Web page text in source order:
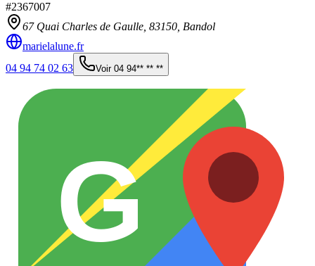
#2367007
67 Quai Charles de Gaulle, 83150 Bandol
marielalune.fr
04 94 74 02 63
Voir 04 94** ** **
G